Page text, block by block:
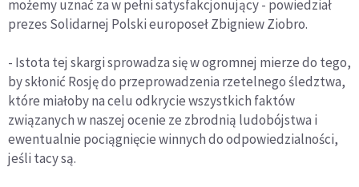
możemy uznać za w pełni satysfakcjonujący - powiedział
prezes Solidarnej Polski europoseł Zbigniew Ziobro.
- Istota tej skargi sprowadza się w ogromnej mierze do tego,
by skłonić Rosję do przeprowadzenia rzetelnego śledztwa,
które miałoby na celu odkrycie wszystkich faktów
związanych w naszej ocenie ze zbrodnią ludobójstwa i
ewentualnie pociągnięcie winnych do odpowiedzialności,
jeśli tacy są.